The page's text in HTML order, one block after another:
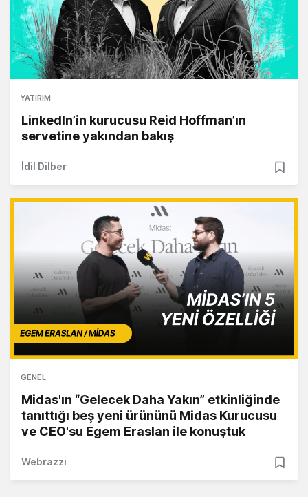
YATIRIM
LinkedIn’in kurucusu Reid Hoffman’ın
servetine yakından bakış
İdil Dilber
GENEL
Midas'ın “Gelecek Daha Yakın” etkinliğinde
tanıttığı beş yeni ürününü Midas Kurucusu
ve CEO'su Egem Eraslan ile konuştuk
Webrazzi